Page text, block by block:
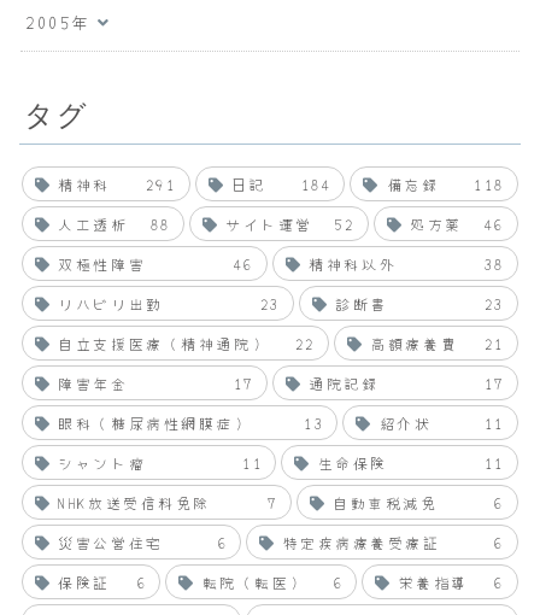
2005年
タグ
精神科 291 日記 184 備忘録
118
人工透析
88 サイト運営 52 処方薬
46
双極性障害
46 精神科以外
38
リハビリ出勤
23 診断書
23
自立支援医療（精神通院）
22 高額療養費
21
障害年金
17 通院記録
17
眼科（糖尿病性網膜症）
13 紹介状
11
シャント瘤
11 生命保険
11
NHK放送受信料免除
7 自動車税減免
6
災害公営住宅
6 特定疾病療養受療証
6
保険証
6 転院（転医） 6 栄養指導
6